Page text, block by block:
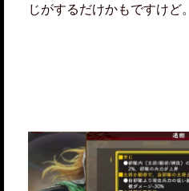
じがするだけかもですけど。